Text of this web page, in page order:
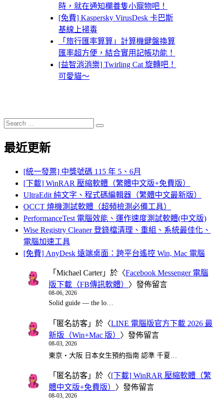
時，就在通知欄養隻小寵物吧！
[免費] Kaspersky VirusDesk 卡巴斯
基線上掃毒
「旅行匯率算算」計算機鍵盤換算
匯率超方便，結合實用記帳功能！
[益智消消樂] Twirling Cat 旋轉吧！
可愛貓～
Search
for:
Search
最近更新
[統一發票] 中獎號碼 115 年 5、6月
[下載] WinRAR 壓縮軟體（繁體中文版+免費版）
UltraEdit 純文字、程式碼編輯器（繁體中文最新版）
OCCT 燒機測試軟體（超頻檢測必備工具）
PerformanceTest 電腦效能、運作速度測試軟體(中文版)
Wise Registry Cleaner 登錄檔清理、重組、系統最佳化、
電腦加速工具
[免費] AnyDesk 遠端桌面：跨平台遙控 Win, Mac 電腦
「 Michael Carter」於〈Facebook Messenger 電腦
版下載（FB傳訊軟體） 〉發佈留言
08-06, 2026
Solid guide — the lo…
「 匿名訪客 」於〈LINE 電腦版官方下載 2026 最
新版（Win+Mac 版） 〉發佈留言
08-03, 2026
東京・大阪 日本女生預約指南 認準 千夏…
「 匿名訪客 」於〈[下載] WinRAR 壓縮軟體（繁
體中文版+免費版） 〉發佈留言
08-03, 2026